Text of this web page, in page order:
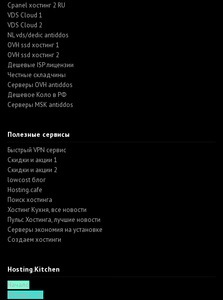
Cpanel хостинг 2 RU
VDS Cloud 1
VDS Cloud 2
NL vds/dedic antiddos
OVH ssd хостинг 1
OVH ssd хостинг 2
Дешевые ISP лицензии
Честные складчины
Серверы OVH antiddos
Дешевое Коло в РФ
Серверы MSK antiddos
Полезные сервисы
Быстрый VPN сервис
Скидки и акции 1
Скидки и акции 2
lowcost блог
Hosting.cafe
Поиск хостинга
Хостинг Кухня, все новости
Пульс Хостинга, лучшие новости
Серверы экономия на установке
Создаем хостинги
Hosting.Kitchen
Начало
Функционал